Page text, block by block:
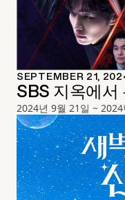
SEPTEMBER 21,
SBS 지옥에서
2024년 9월 21일 ~